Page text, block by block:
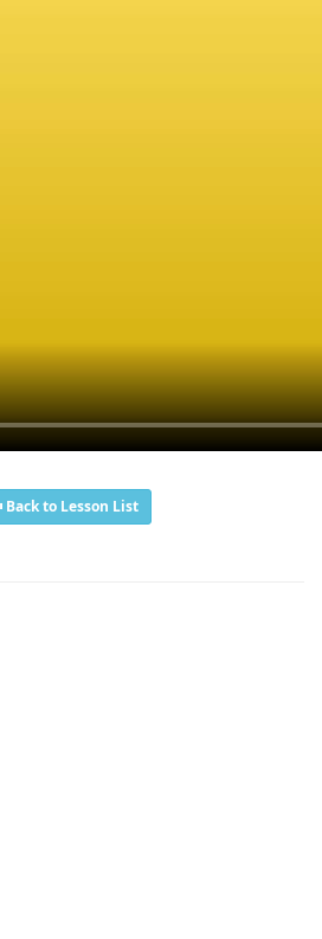
Back to Lesson List